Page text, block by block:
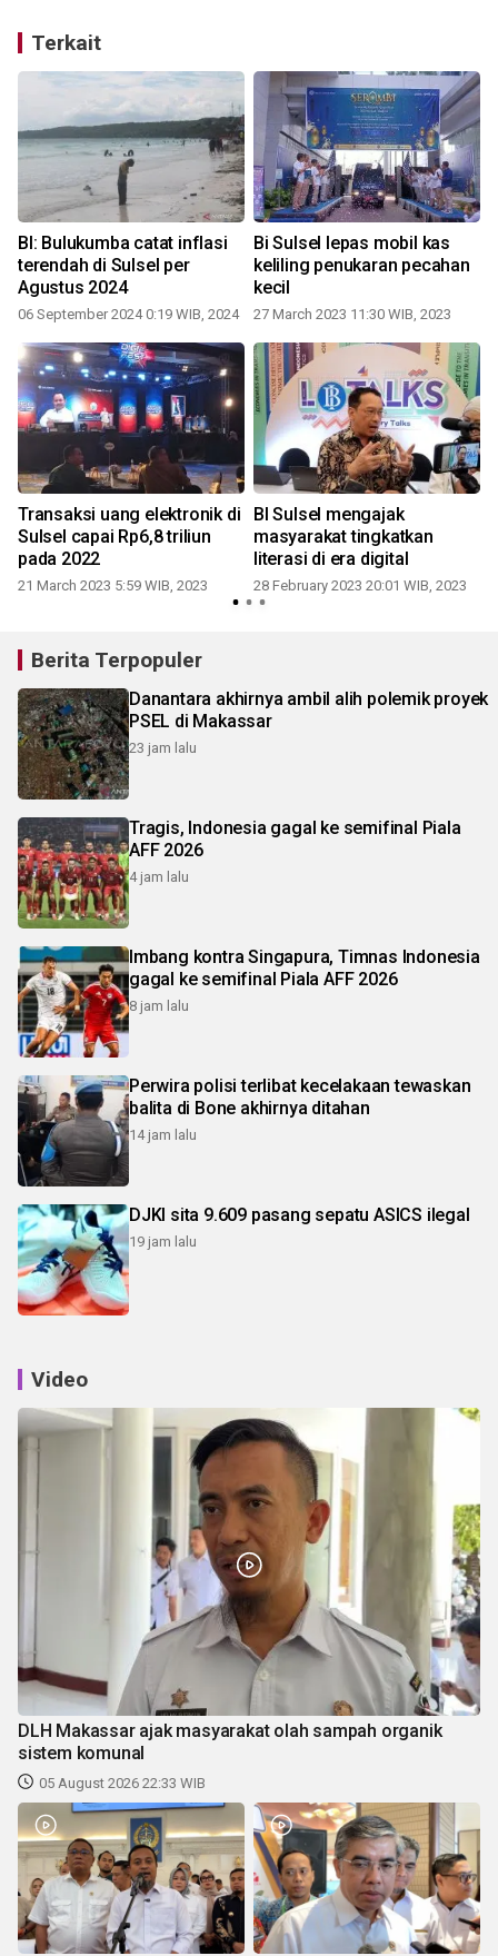
Terkait
BI: Bulukumba catat inflasi
terendah di Sulsel per
Agustus 2024
06 September 2024 0:19 WIB, 2024
Bi Sulsel lepas mobil kas
keliling penukaran pecahan
kecil
27 March 2023 11:30 WIB, 2023
Transaksi uang elektronik di
Sulsel capai Rp6,8 triliun
pada 2022
21 March 2023 5:59 WIB, 2023
BI Sulsel mengajak
masyarakat tingkatkan
literasi di era digital
28 February 2023 20:01 WIB, 2023
Berita Terpopuler
Danantara akhirnya ambil alih polemik proyek
PSEL di Makassar
23 jam lalu
Tragis, Indonesia gagal ke semifinal Piala
AFF 2026
4 jam lalu
Imbang kontra Singapura, Timnas Indonesia
gagal ke semifinal Piala AFF 2026
8 jam lalu
Perwira polisi terlibat kecelakaan tewaskan
balita di Bone akhirnya ditahan
14 jam lalu
DJKI sita 9.609 pasang sepatu ASICS ilegal
19 jam lalu
Video
DLH Makassar ajak masyarakat olah sampah organik
sistem komunal
05 August 2026 22:33 WIB